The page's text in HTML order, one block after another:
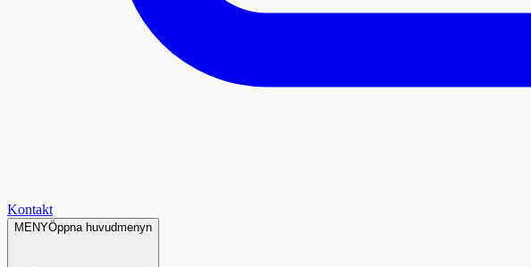
Kontakt
MENYÖppna huvudmenyn